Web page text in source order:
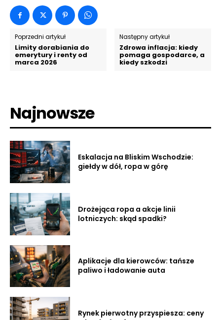
Poprzedni artykuł
Limity dorabiania do
emerytury i renty od
marca 2026
Następny artykuł
Zdrowa inflacja: kiedy
pomaga gospodarce, a
kiedy szkodzi
Najnowsze
Eskalacja na Bliskim Wschodzie:
giełdy w dół, ropa w górę
Drożejąca ropa a akcje linii
lotniczych: skąd spadki?
Aplikacje dla kierowców: tańsze
paliwo i ładowanie auta
Rynek pierwotny przyspiesza: ceny